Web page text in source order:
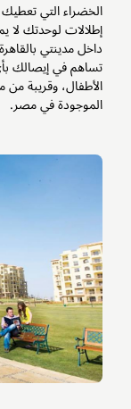
الخضراء التي
داخل مدينتي
تساهم في إيصالك
الأطفال، وقريبة
الموجودة في مصر.